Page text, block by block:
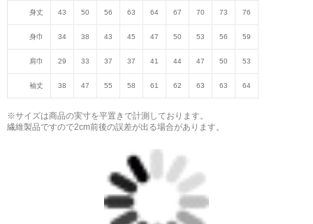
日本語版: https://amzn.asia/d/hMo8oB0
-Comics Style Version.
挿画&グッズカタログ <デザイン画集:BEST版>
＜著者/絵本:挿画作成＞ 凛々風 猛 -リリカゼタケル
日本語版: https://amzn.asia/d/gPVyU1t
＿＿＿＿＿＿＿＿＿＿＿＿＿＿＿＿＿＿＿＿＿＿
▶︎SUZURI https://suzuri.jp/ririkazetakeru
▶︎UP-T up-t.jp/creator/66b9c067ae64e
身丈 43 50 56 63 64 67 70 73 76
身巾 34 38 43 45 47 50 53 56 59
肩巾 29 33 37 37 41 44 47 50 53
袖丈 38 47 55 58 61 62 63 63 64
※サイズは商品の実寸を平置きで計測しております。
繊維製品ですので2cm前後の誤差が出る場合があります。